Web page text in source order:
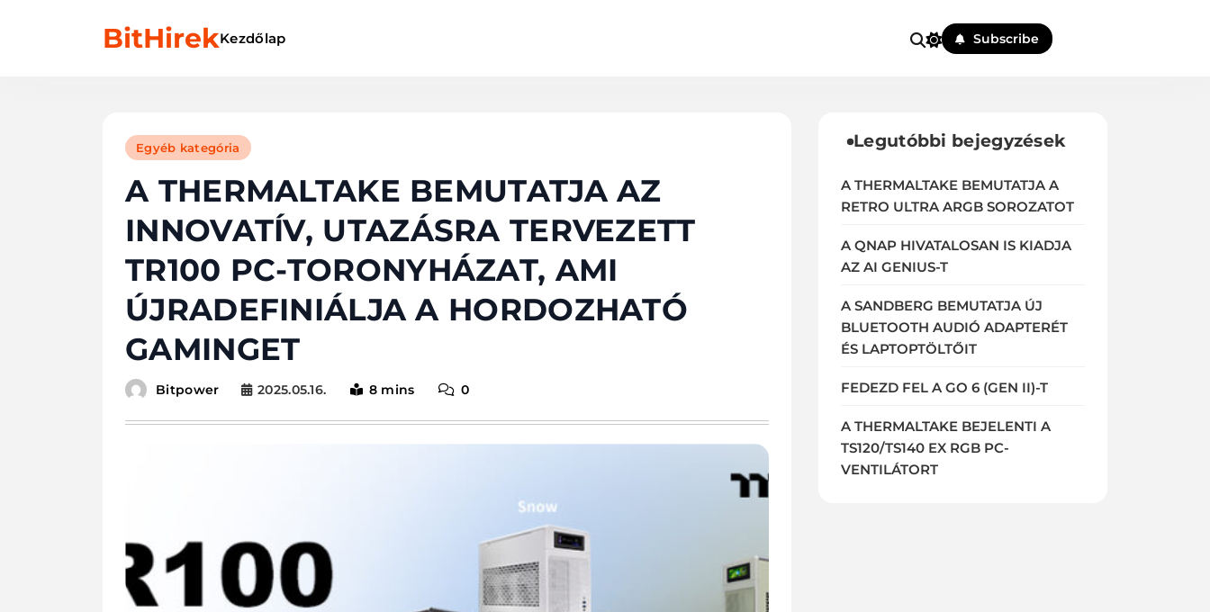
BitHirekKezdőlap Subscribe
Egyéb kategória
A THERMALTAKE BEMUTATJA AZ
INNOVATÍV, UTAZÁSRA TERVEZETT
TR100 PC-TORONYHÁZAT, AMI
ÚJRADEFINIÁLJA A HORDOZHATÓ
GAMINGET
Bitpower 2025.05.16. 8 mins 0
Legutóbbi bejegyzések
A THERMALTAKE BEMUTATJA A
RETRO ULTRA ARGB SOROZATOT
A QNAP HIVATALOSAN IS KIADJA
AZ AI GENIUS-T
A SANDBERG BEMUTATJA ÚJ
BLUETOOTH AUDIÓ ADAPTERÉT
ÉS LAPTOPTÖLTŐIT
FEDEZD FEL A GO 6 (GEN II)-T
A THERMALTAKE BEJELENTI A
TS120/TS140 EX RGB PC-
VENTILÁTORT